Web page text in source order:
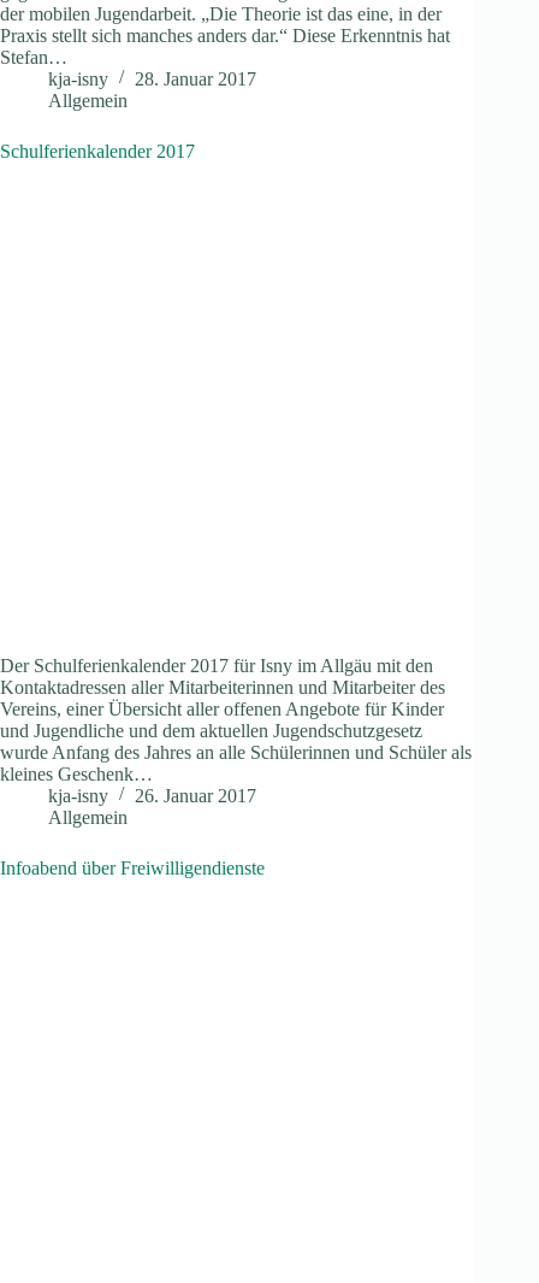
der mobilen Jugendarbeit. „Die Theorie ist das eine, in der
Praxis stellt sich manches anders dar.“ Diese Erkenntnis hat
Stefan…
kja-isny
28. Januar 2017
Allgemein
Schulferienkalender 2017
Der Schulferienkalender 2017 für Isny im Allgäu mit den
Kontaktadressen aller Mitarbeiterinnen und Mitarbeiter des
Vereins, einer Übersicht aller offenen Angebote für Kinder
und Jugendliche und dem aktuellen Jugendschutzgesetz
wurde Anfang des Jahres an alle Schülerinnen und Schüler als
kleines Geschenk…
kja-isny
26. Januar 2017
Allgemein
Infoabend über Freiwilligendienste